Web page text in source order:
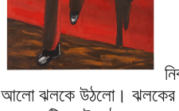
আলো ঝলকে উঠলো। ঝলকের